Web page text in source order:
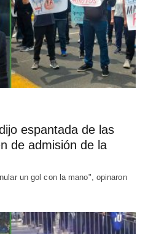
espantada de las
de admisión de la
un gol con la mano", opinaron